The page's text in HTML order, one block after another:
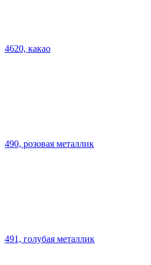
4620, какао
490, розовая металлик
491, голубая металлик